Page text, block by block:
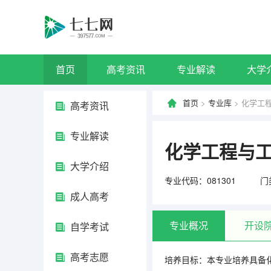
首页 高考资讯 专业解读 大学
高考资讯
专业解读
大学介绍
成人高考
自学考试
高考志愿
首页 > 专业库 > 化学工
化学工程与
专业代码：081301
专业概况 开设
培养目标：本专业培养具备